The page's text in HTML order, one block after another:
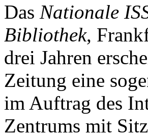
Das Nationale
Bibliothek,
drei Jahren
Zeitung eine
im Auftrag des
Zentrums mit